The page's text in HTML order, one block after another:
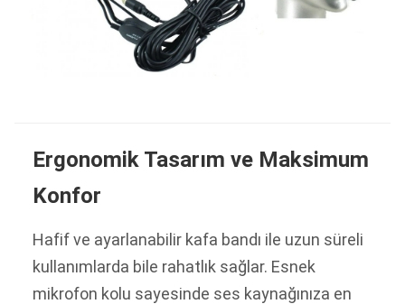
Ergonomik Tasarım ve Maksimum
Konfor
Hafif ve ayarlanabilir kafa bandı ile uzun süreli
kullanımlarda bile rahatlık sağlar. Esnek
mikrofon kolu sayesinde ses kaynağınıza en